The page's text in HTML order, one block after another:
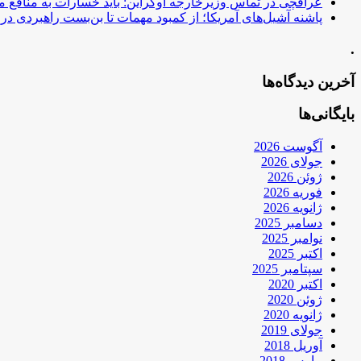
پاشنه آشیل‌های آمریکا؛ از کمبود مهمات تا بن‌بست راهبردی در
.
آخرین دیدگاه‌ها
بایگانی‌ها
آگوست 2026
جولای 2026
ژوئن 2026
فوریه 2026
ژانویه 2026
دسامبر 2025
نوامبر 2025
اکتبر 2025
سپتامبر 2025
اکتبر 2020
ژوئن 2020
ژانویه 2020
جولای 2019
آوریل 2018